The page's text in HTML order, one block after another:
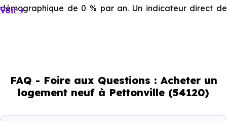
démographique de 0 % par an. Un indicateur direct de
qui renseigne directement sur la demande locative locale
et les typologies de biens les plus recherchées.
Voir +
FAQ - Foire aux Questions : Acheter un
logement neuf à Pettonville (54120)